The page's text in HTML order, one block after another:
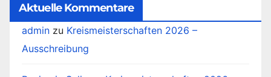
Aktuelle Kommentare
admin zu Kreismeisterschaften 2026 –
Ausschreibung